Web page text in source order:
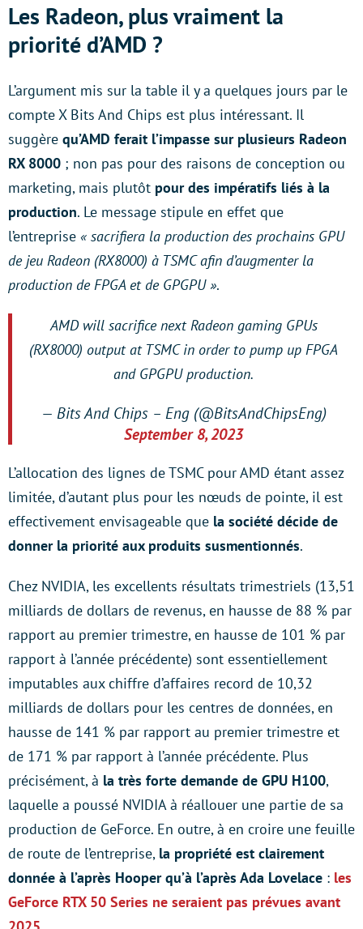
Les Radeon, plus vraiment la
priorité d’AMD ?
L’argument mis sur la table il y a quelques jours par le
compte X Bits And Chips est plus intéressant. Il
suggère qu’AMD ferait l’impasse sur plusieurs Radeon
RX 8000 ; non pas pour des raisons de conception ou
marketing, mais plutôt pour des impératifs liés à la
production. Le message stipule en effet que
l’entreprise « sacrifiera la production des prochains GPU
de jeu Radeon (RX8000) à TSMC afin d’augmenter la
production de FPGA et de GPGPU ».
AMD will sacrifice next Radeon gaming GPUs
(RX8000) output at TSMC in order to pump up FPGA
and GPGPU production.
— Bits And Chips – Eng (@BitsAndChipsEng)
September 8, 2023
L’allocation des lignes de TSMC pour AMD étant assez
limitée, d’autant plus pour les nœuds de pointe, il est
effectivement envisageable que la société décide de
donner la priorité aux produits susmentionnés.
Chez NVIDIA, les excellents résultats trimestriels (13,51
milliards de dollars de revenus, en hausse de 88 % par
rapport au premier trimestre, en hausse de 101 % par
rapport à l’année précédente) sont essentiellement
imputables aux chiffre d’affaires record de 10,32
milliards de dollars pour les centres de données, en
hausse de 141 % par rapport au premier trimestre et
de 171 % par rapport à l’année précédente. Plus
précisément, à la très forte demande de GPU H100,
laquelle a poussé NVIDIA à réallouer une partie de sa
production de GeForce. En outre, à en croire une feuille
de route de l’entreprise, la propriété est clairement
donnée à l’après Hooper qu’à l’après Ada Lovelace : les
GeForce RTX 50 Series ne seraient pas prévues avant